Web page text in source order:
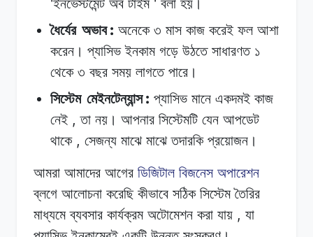
ইনভেস্টমেন্ট অব টাইম বলা হয়।
ধৈর্যের অভাব: অনেকে ৩ মাস কাজ করেই ফল আশা
করেন। প্যাসিভ ইনকাম গড়ে উঠতে সাধারণত ১
থেকে ৩ বছর সময় লাগতে পারে।
সিস্টেম মেইনটেন্যান্স: প্যাসিভ মানে একদমই কাজ
নেই,তা নয়। আপনার সিস্টেমটি যেন আপডেট
থাকে, সেজন্য মাঝে মাঝে তদারকি প্রয়োজন।
আমরা আমাদের আগের ডিজিটাল বিজনেস অপারেশন
ব্লগে আলোচনা করেছি কীভাবে সঠিক সিস্টেম তৈরির
মাধ্যমে ব্যবসার কার্যক্রম অটোমেশন করা যায় , যা